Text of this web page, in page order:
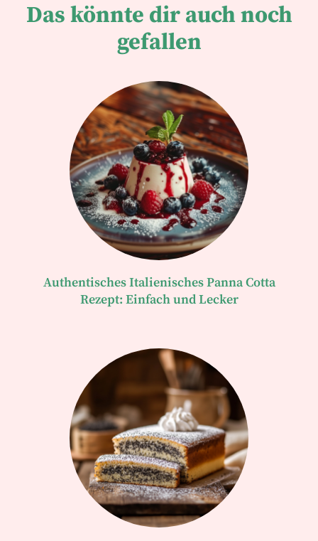
Das könnte dir auch noch
gefallen
Authentisches Italienisches Panna Cotta
Rezept: Einfach und Lecker